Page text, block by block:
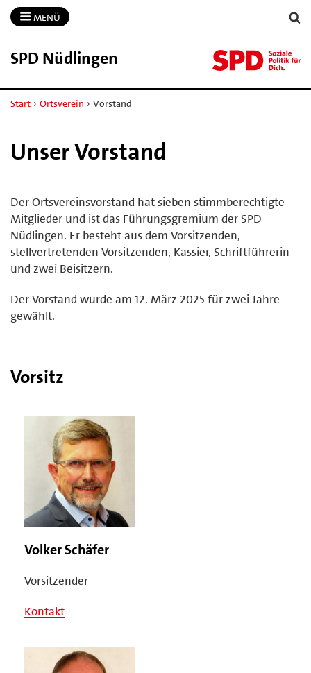
MENÜ
SPD Nüdlingen
Start › Ortsverein › Vorstand
Unser Vorstand
Der Ortsvereinsvorstand hat sieben stimmberechtigte
Mitglieder und ist das Führungsgremium der SPD
Nüdlingen. Er besteht aus dem Vorsitzenden,
stellvertretenden Vorsitzenden, Kassier, Schriftführerin
und zwei Beisitzern.
Der Vorstand wurde am 12. März 2025 für zwei Jahre
gewählt.
Vorsitz
Volker Schäfer
Vorsitzender
Kontakt